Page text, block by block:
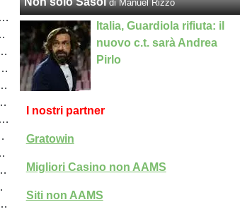
di Manuel Rizzo
Italia, Guardiola rifiuta: il
nuovo c.t. sarà Andrea
Pirlo
I nostri partner
Gratowin
Migliori Casino non AAMS
Siti non AAMS